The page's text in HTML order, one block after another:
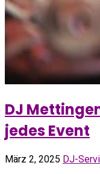
DJ
jedes Event
März 2, 2025 DJ-